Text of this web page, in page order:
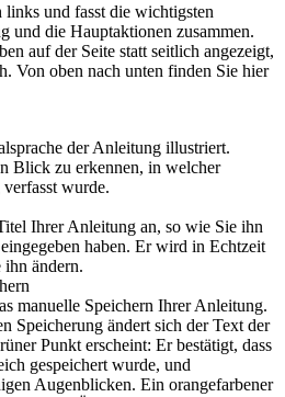
und fasst die wichtigsten
und die Hauptaktionen zusammen.
auf der Seite statt seitlich angezeigt,
Von oben nach unten finden Sie hier
der Anleitung illustriert.
Blick zu erkennen, in welcher
wurde.
Ihrer Anleitung an, so wie Sie ihn
haben. Er wird in Echtzeit
ihn ändern.
manuelle Speichern Ihrer Anleitung.
Speicherung ändert sich der Text der
Punkt erscheint: Er bestätigt, dass
gespeichert wurde, und
Augenblicken. Ein orangefarbener